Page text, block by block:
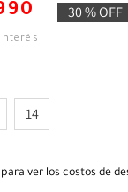
30 %OFF
14
ver los costos de